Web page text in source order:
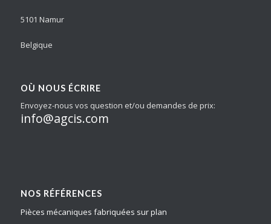
5101 Namur
Belgique
OÙ NOUS ÉCRIRE
Envoyez-nous vos question et/ou demandes de prix:
info@agcis.com
NOS RÉFÉRENCES
Pièces mécaniques fabriquées sur plan